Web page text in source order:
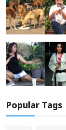
Popular Tags